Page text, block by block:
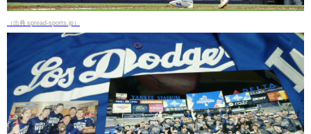
（出典 spread-sports.jp）